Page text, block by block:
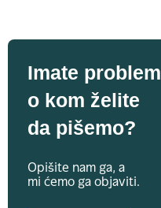
Imate problem
o kom želite
da pišemo?
Opišite nam ga, a
mi ćemo ga objaviti.